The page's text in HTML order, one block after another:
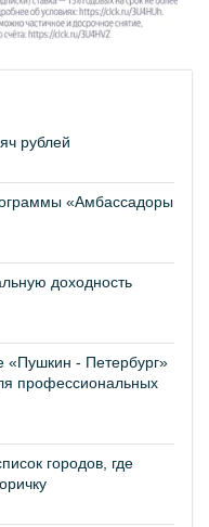
рублей
«Амбассадоры
доходность
«Пушкин - Петербург»
профессиональных
городов, где